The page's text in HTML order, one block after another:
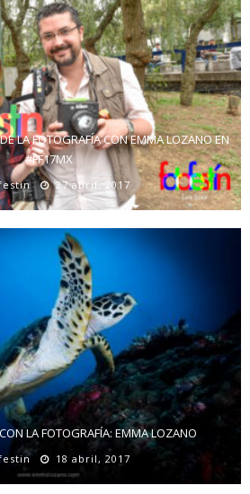
LA FOTOGRAFÍA CON EMMA LOZANO EN
#FF17MX
27 abril, 2017
LA FOTOGRAFÍA: EMMA LOZANO
18 abril, 2017